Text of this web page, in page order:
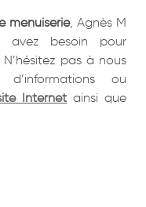
menuiserie, Agnès M
avez besoin pour
N’hésitez pas à nous
ou
Internet ainsi que